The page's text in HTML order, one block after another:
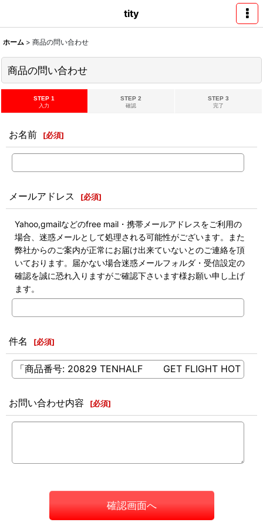
tity
ホーム > 商品の問い合わせ
商品の問い合わせ
STEP 1
入力
STEP 2
確認
STEP 3
完了
お名前 [必須]
メールアドレス [必須]
Yahoo,gmailなどのfree mail・携帯メールアドレスをご利用の
場合、迷惑メールとして処理される可能性がございます。また
弊社からのご案内が正常にお届け出来ていないとのご連絡を頂
いております。届かない場合迷惑メールフォルダ・受信設定の
確認を誠に恐れ入りますがご確認下さいます様お願い申し上げ
ます。
件名 [必須]
お問い合わせ内容 [必須]
確認画面へ